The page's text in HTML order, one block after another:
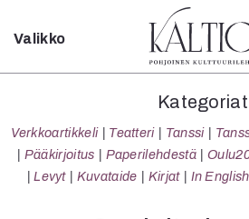
Sulje
Kategoriat
Teatteri
Tanssi
Valikko
Kategoriat
Verkkoartikkeli Teatteri Tanssi
Pääkirjoitus
Paperilehdestä
Levyt
Kuvataide Kirjat In English